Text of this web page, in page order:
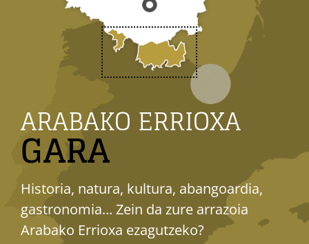
ARABAKO ERRIOXA
GARA
Historia, natura, kultura, abangoardia,
gastronomia... Zein da zure arrazoia
Arabako Errioxa ezagutzeko?